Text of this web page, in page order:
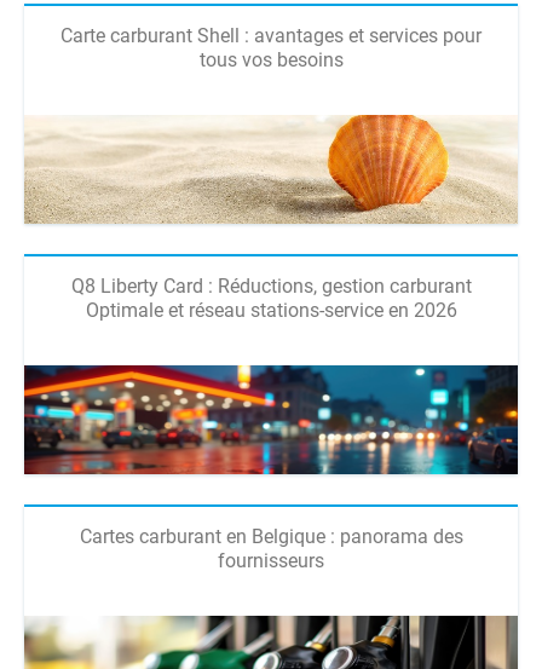
Carte carburant Shell : avantages et services pour
tous vos besoins
Q8 Liberty Card : Réductions, gestion carburant
Optimale et réseau stations-service en 2026
Cartes carburant en Belgique : panorama des
fournisseurs